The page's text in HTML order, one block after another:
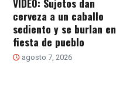
cerveza a un caballo
sediento y se burlan en
fiesta de pueblo
agosto 7, 2026